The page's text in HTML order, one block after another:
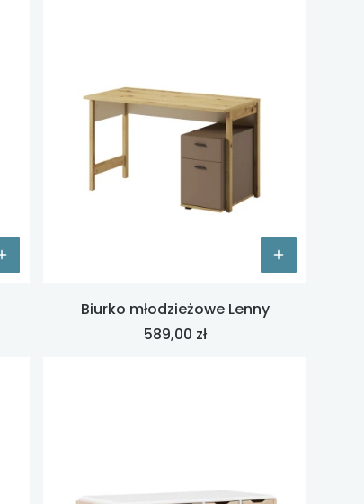
Biurko młodzieżowe Lenny
Cena
589,00 zł